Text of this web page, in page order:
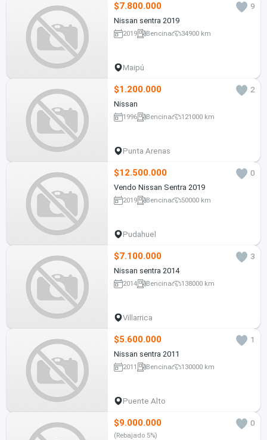
$7.800.000
9
Nissan sentra 2019
2019 Bencina 34900 km
Maipú
$1.200.000
2
Nissan
1996 Bencina 121000 km
Punta Arenas
$12.500.000
0
Vendo Nissan Sentra 2019
2019 Bencina 50000 km
Pudahuel
$7.100.000
3
Nissan sentra 2014
2014 Bencina 138000 km
Villarrica
$5.600.000
1
Nissan sentra 2011
2011 Bencina 130000 km
Puente Alto
$9.000.000 0
(Rebajado 5%)